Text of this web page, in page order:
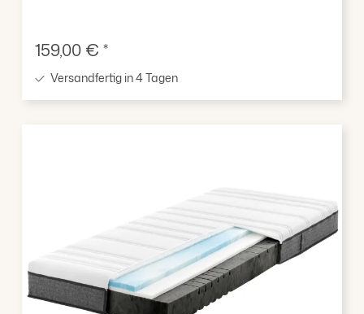
Verkaufspreis:
159,00 € *
Versandfertig in 4 Tagen